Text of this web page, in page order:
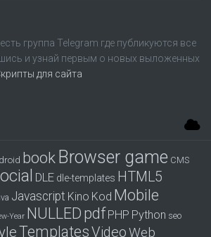
группа Telegram где публикуются все
и узнай первым о новых выложенных
для сайта
book Browser game CMS
DLE dle-templates HTML5
Javascript Kino Kod Mobile
Year NULLED pdf PHP Python seo
TemplatesVideoWeb